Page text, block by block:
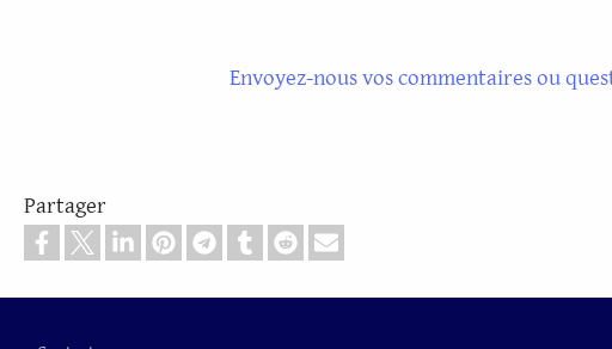
Envoyez-nous vos commentaires ou
Partager